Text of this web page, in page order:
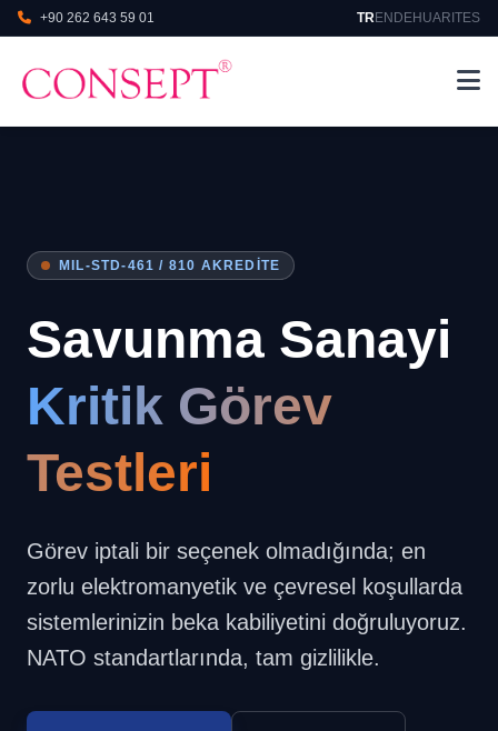
+90 262 643 59 01 TREN DEHUAR ITES
MIL-STD-461 / 810 AKREDITE
Savunma Sanayi
Kritik Görev
Testleri
Görev iptali bir seçenek olmadığında; en
zorlu elektromanyetik ve çevresel koşullarda
sistemlerinizin beka kabiliyetini doğruluyoruz.
NATO standartlarında, tam gizlilikle.